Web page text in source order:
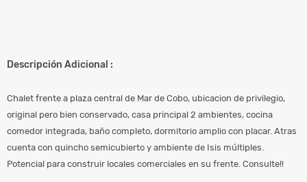
Descripción Adicional :
Chalet frente a plaza central de Mar de Cobo, ubicacion de privilegio,
original pero bien conservado, casa principal 2 ambientes, cocina
comedor integrada, baño completo, dormitorio amplio con placar. Atras
cuenta con quincho semicubierto y ambiente de Isis múltiples.
Potencial para construir locales comerciales en su frente. Consulte!!